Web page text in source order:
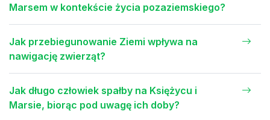
Marsem w kontekście życia pozaziemskiego?
Jak przebiegunowanie Ziemi wpływa na
nawigację zwierząt?
Jak długo człowiek spałby na Księżycu i
Marsie, biorąc pod uwagę ich doby?